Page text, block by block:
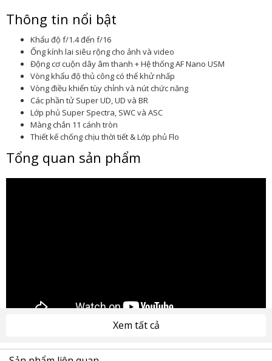
Thông tin nổi bật
Khẩu độ f/1.4 đến f/16
Ống kính lai siêu rộng cho ảnh và video
Động cơ cuộn dây âm thanh + Hệ thống AF Nano USM
Vòng khẩu độ thủ công có thể khử nhấp
Vòng điều khiển tùy chỉnh và nút chức năng
Các phần tử Super UD, UD và BR
Lớp phủ Super Spectra, SWC và ASC
Màng chắn 11 cánh tròn
Thiết kế chống chịu thời tiết & Lớp phủ Flo
Tổng quan sản phẩm
Xem tất cả